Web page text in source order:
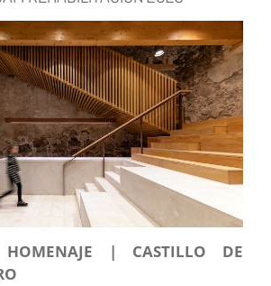
| CASTILLO DE